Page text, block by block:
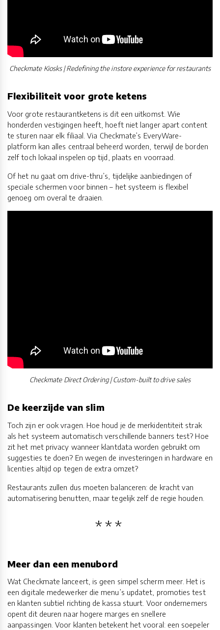
Checkmate Kiosks | Redefining the instore experience for restaurants
Flexibiliteit voor grote ketens
Voor grote restaurantketens is dit een uitkomst. Wie
honderden vestigingen heeft, hoeft niet langer apart content
te sturen naar elk filiaal. Via Checkmate’s EveryWare-
platform kan alles centraal beheerd worden, terwijl de borden
zelf toch lokaal inspelen op tijd, plaats en voorraad.
Of het nu gaat om drive-thru’s, tijdelijke aanbiedingen of
speciale schermen voor binnen – het systeem is flexibel
genoeg om overal te draaien.
Checkmate Direct Ordering | Custom-built to drive sales
De keerzijde van slim
Toch zijn er ook vragen. Hoe houd je de merkidentiteit strak
als het systeem automatisch verschillende banners test? Hoe
zit het met privacy wanneer klantdata worden gebruikt om
suggesties te doen? En wegen de investeringen in hardware en
licenties altijd op tegen de extra omzet?
Restaurants zullen dus moeten balanceren: de kracht van
automatisering benutten, maar tegelijk zelf de regie houden.
Meer dan een menubord
Wat Checkmate lanceert, is geen simpel scherm meer. Het is
een digitale medewerker die menu’s updatet, promoties test
en klanten subtiel richting de kassa stuurt. Voor ondernemers
opent dit deuren naar hogere marges en snellere
aanpassingen. Voor klanten betekent het vooral: een soepeler